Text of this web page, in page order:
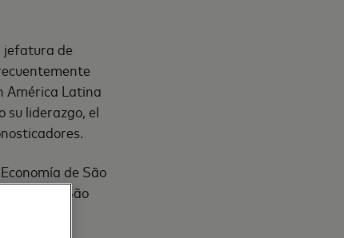
jefatura de
América Latina
su liderazgo, el
de São
de São